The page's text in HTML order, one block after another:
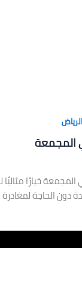
المجمعة
خيارًا
دون الحاجة